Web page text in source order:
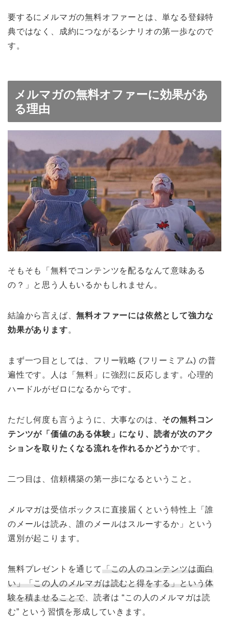
要するにメルマガの無料オファーとは、単なる登録特
典ではなく、成約につながるシナリオの第一歩なので
す。
メルマガの無料オファーに効果があ
る理由
そもそも「無料でコンテンツを配るなんて意味ある
の？」と思う人もいるかもしれません。
結論から言えば、無料オファーには依然として強力な
効果があります。
まず一つ目としては、フリー戦略 (フリーミアム) の普
遍性です。人は「無料」に強烈に反応します。心理的
ハードルがゼロになるからです。
ただし何度も言うように、大事なのは、 その無料コン
テンツが「価値のある体験」になり、読者が次のアク
ションを取りたくなる流れを作れるかどうかです。
二つ目は、信頼構築の第一歩になるということ。
メルマガは受信ボックスに直接届くという特性上「誰
のメールは読み、誰のメールはスルーするか」という
選別が起こります。
無料プレゼントを通じて「この人のコンテンツは面白
い」「この人のメルマガは読むと得をする」という体
験を積ませることで 、読者は “この人のメルマガは読
む” という習慣を形成していきます。